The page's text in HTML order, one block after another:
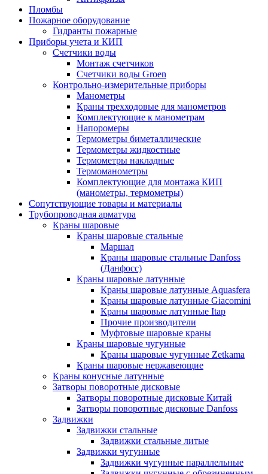
Пломбы
Пожарное оборудование
Гидранты пожарные
Приборы учета и КИП
Счетчики воды
Монтаж счетчиков
Счетчики воды Groen
Контрольно-измерительные приборы
Манометры
Краны трехходовые для манометров
Комплектующие к манометрам
Напоромеры
Термометры биметаллические
Термометры жидкостные
Термометры накладные
Термоманометры
Комплектующие для монтажа КИП
(манометры, термометры)
Сопутствующие товары и материалы
Трубопроводная арматура
Краны шаровые
Краны шаровые стальные
Маршал
Краны шаровые стальные Danfoss
(Данфосс)
Краны шаровые латунные
Краны шаровые латунные Aquasfera
Краны шаровые латунные Giacomini
Краны шаровые латунные Itap
Прочие производители
Муфтовые шаровые краны
Краны шаровые чугунные
Краны шаровые чугунные Zetkama
Краны шаровые нержавеющие
Краны конусные латунные
Затворы поворотные дисковые
Затворы поворотные дисковые Китай
Затворы поворотные дисковые Danfoss
Задвижки
Задвижки стальные
Задвижки стальные литые
Задвижки чугунные
Задвижки чугунные параллельные